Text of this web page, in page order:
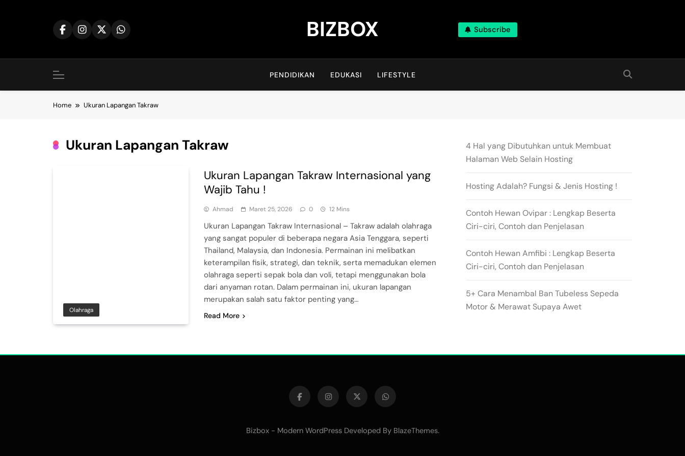
BIZBOX Subscribe
PENDIDIKAN EDUKASI LIFESTYLE
Home Ukuran Lapangan Takraw
Ukuran Lapangan Takraw
Olahraga
Ukuran Lapangan Takraw Internasional yang
Wajib Tahu !
Ahmad Maret 25, 2026 0 12 Mins
Ukuran Lapangan Takraw Internasional – Takraw adalah olahraga
yang sangat populer di beberapa negara Asia Tenggara, seperti
Thailand, Malaysia, dan Indonesia. Permainan ini melibatkan
keterampilan fisik, strategi, dan teknik, serta memadukan elemen
olahraga seperti sepak bola dan voli, tetapi menggunakan bola
dari anyaman rotan. Dalam permainan ini, ukuran lapangan
merupakan salah satu faktor penting yang…
Read More
4 Hal yang Dibutuhkan untuk Membuat
Halaman Web Selain Hosting
Hosting Adalah? Fungsi & Jenis Hosting !
Contoh Hewan Ovipar : Lengkap Beserta
Ciri-ciri, Contoh dan Penjelasan
Contoh Hewan Amfibi : Lengkap Beserta
Ciri-ciri, Contoh dan Penjelasan
5+ Cara Menambal Ban Tubeless Sepeda
Motor & Merawat Supaya Awet
Bizbox - Modern WordPress Developed By BlazeThemes.